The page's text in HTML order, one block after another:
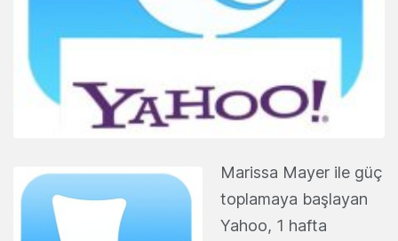
Marissa Mayer ile güç
toplamaya başlayan
Yahoo, 1 hafta